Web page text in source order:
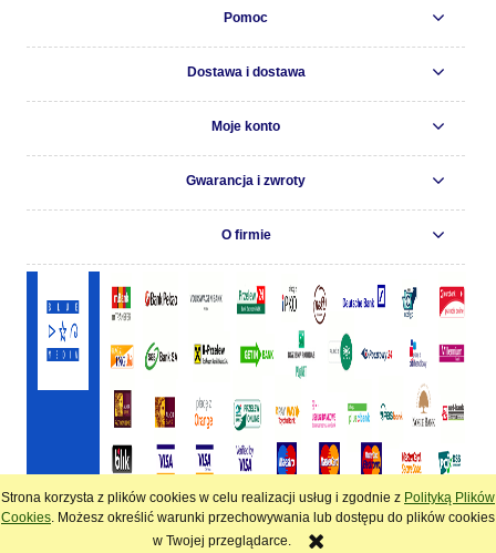
Strona korzysta z plików cookies w celu realizacji usług i zgodnie z Polityką Plików
Cookies. Możesz określić warunki przechowywania lub dostępu do plików cookies
w Twojej przeglądarce.
Pomoc
Dostawa i dostawa
Moje konto
Gwarancja i zwroty
O firmie
pokaż pełną wersję strony
Sklep internetowy Shoper.pl